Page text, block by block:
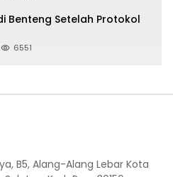
Benteng Setelah Protokol
6551
B5, Alang-Alang Lebar Kota